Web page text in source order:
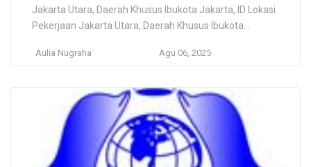
Jakarta Utara, Daerah Khusus Ibukota Jakarta, ID Lokasi
Pekerjaan Jakarta Utara, Daerah Khusus Ibukota
(Sumber Daya Manusia & Perekrutan) Persyaratan
dan implementasi karyawan. Mengelola proses
perekrutan, seleksi, dan penempatan karyawan yang
selaras dengan kebutuhan […]
Aulia Nugraha Agu 06, 2025